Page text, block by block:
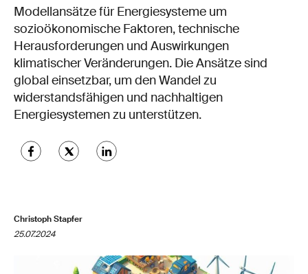
Modellansätze für Energiesysteme um
sozioökonomische Faktoren, technische
Herausforderungen und Auswirkungen
klimatischer Veränderungen. Die Ansätze sind
global einsetzbar, um den Wandel zu
widerstandsfähigen und nachhaltigen
Energiesystemen zu unterstützen.
Christoph Stapfer
25.07.2024